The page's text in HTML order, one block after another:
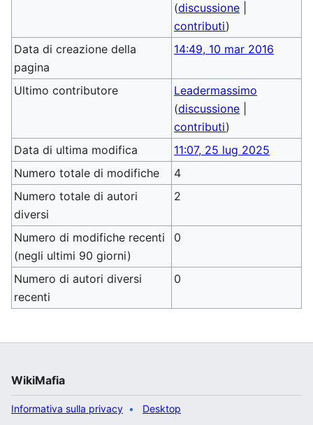
(discussione
contributi)
Data di creazione della
pagina
14:49, 10 mar 2016
Ultimo contributore
Leadermassimo
(discussione
contributi)
Data di ultima modifica
11:07, 25 lug 2025
Numero totale di modifiche
4
Numero totale di autori
diversi
2
Numero di modifiche recenti
(negli ultimi 90 giorni)
0
Numero di autori diversi
recenti
0
WikiMafia
Informativa sulla privacy Desktop